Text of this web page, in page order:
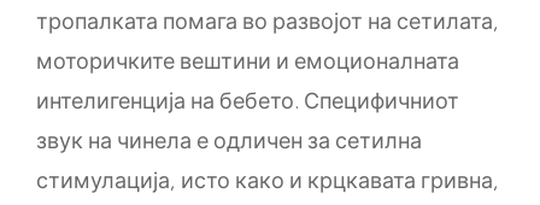
тропалката помага во развојот на сетилата,
моторичките вештини и емоционалната
интелигенција на бебето. Специфичниот
звук на чинела е одличен за сетилна
стимулација, исто како и крцкавата гривна,